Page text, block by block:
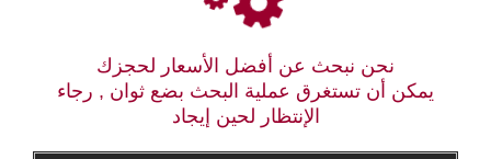
نحن نبحث عن أفضل الأسعار لحجزك
يمكن أن تستغرق عملية البحث بضع ثوان , رجاء
الإنتظار لحين إيجاد